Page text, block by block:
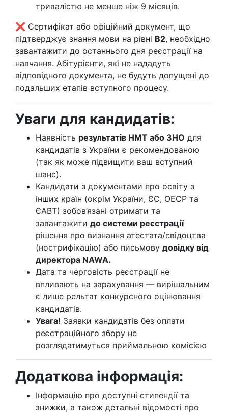
тривалістю не менше ніж 9 місяців.
❌ Сертифікат або офіційний документ, що
підтверджує знання мови на рівні B2, необхідно
завантажити до останнього дня реєстрації на
навчання. Абітурієнти, які не нададуть
відповідного документа, не будуть допущені до
подальших етапів вступного процесу.
Уваги для кандидатів:
Наявність результатів НМТ або ЗНО для
кандидатів з України є рекомендованою
(так як може підвищити ваш вступний
шанс).
Кандидати з документами про освіту з
інших країн (окрім України, ЄС, ОЕСР та
ЄАВТ) зобов’язані отримати та
завантажити до системи реєстрації
рішення про визнання атестата/свідоцтва
(нострифікацію) або письмову довідку від
директора NAWA.
Дата та черговість реєстрації не
впливають на зарахування — вирішальним
є лише рельтат конкурсного оцінювання
кандидатів.
Увага! Заявки кандидатів без оплати
реєстраційного збору не
розглядатимуться приймальною комісією
Додаткова інформація:
Інформацію про доступні стипендії та
знижки, а також детальні відомості про